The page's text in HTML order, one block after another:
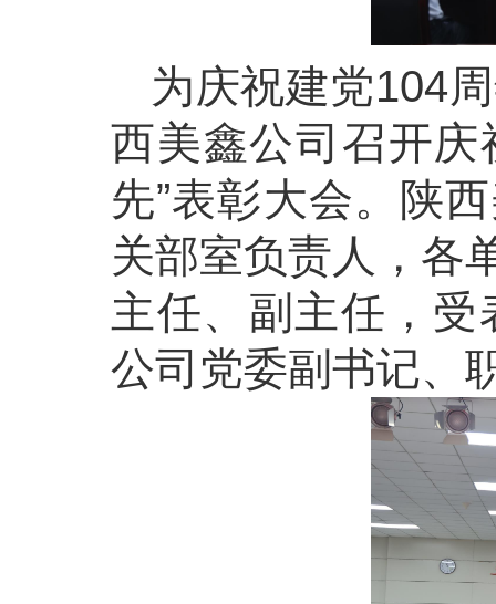
为庆祝建党104
西美鑫公司召开庆
先”表彰大会。陕
关部室负责人，各
主任、副主任，
公司党委副书记、